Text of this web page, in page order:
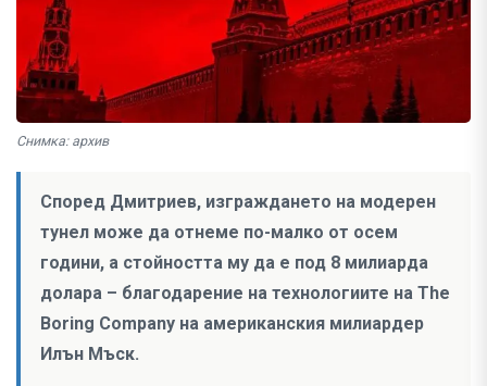
Снимка: архив
Според Дмитриев, изграждането на модерен
тунел може да отнеме по-малко от осем
години, а стойността му да е под 8 милиарда
долара – благодарение на технологиите на The
Boring Company на американския милиардер
Илън Мъск.